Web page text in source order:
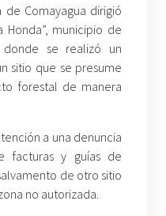
Comayagua dirigió
municipio de
se realizó un
sitio que se presume
forestal de manera
a una denuncia
facturas y guías de
de otro sitio
no autorizada.